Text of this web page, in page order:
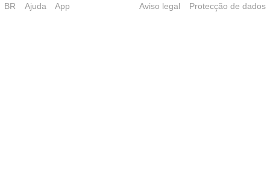
BR Ajuda App Aviso legal Protecção de dados